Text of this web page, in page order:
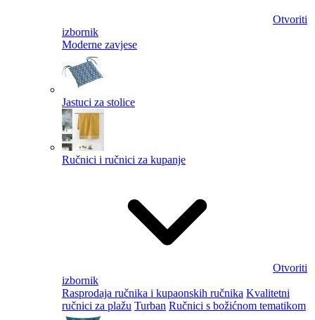
Otvoriti
izbornik
Moderne zavjese
Jastuci za stolice
Ručnici i ručnici za kupanje
Otvoriti
izbornik
Rasprodaja ručnika i kupaonskih ručnika Kvalitetni
ručnici za plažu Turban Ručnici s božićnom tematikom